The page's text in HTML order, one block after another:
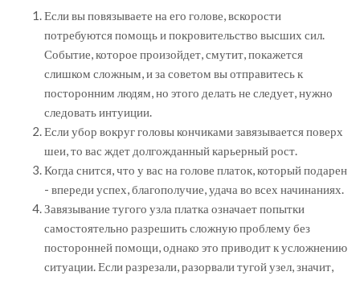
Если вы повязываете на его голове, вскорости
потребуются помощь и покровительство высших сил.
Событие, которое произойдет, смутит, покажется
слишком сложным, и за советом вы отправитесь к
посторонним людям, но этого делать не следует, нужно
следовать интуиции.
Если убор вокруг головы кончиками завязывается поверх
шеи, то вас ждет долгожданный карьерный рост.
Когда снится, что у вас на голове платок, который подарен
- впереди успех, благополучие, удача во всех начинаниях.
Завязывание тугого узла платка означает попытки
самостоятельно разрешить сложную проблему без
посторонней помощи, однако это приводит к усложнению
ситуации. Если разрезали, разорвали тугой узел, значит,